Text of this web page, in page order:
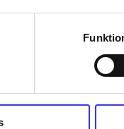
hestespil